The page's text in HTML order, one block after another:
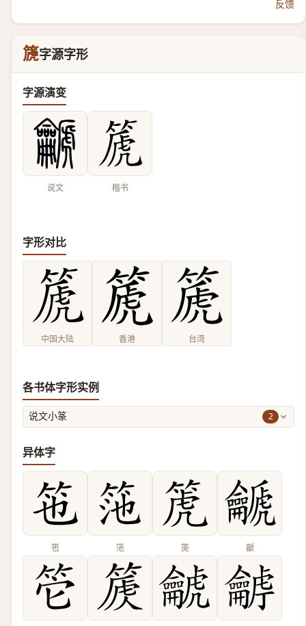
反馈
篪字源字形
字源演变
说文 楷书
字形对比
中国大陆 香港 台湾
各书体字形实例
说文小篆 2
异体字
竾 筂 箎 䶵